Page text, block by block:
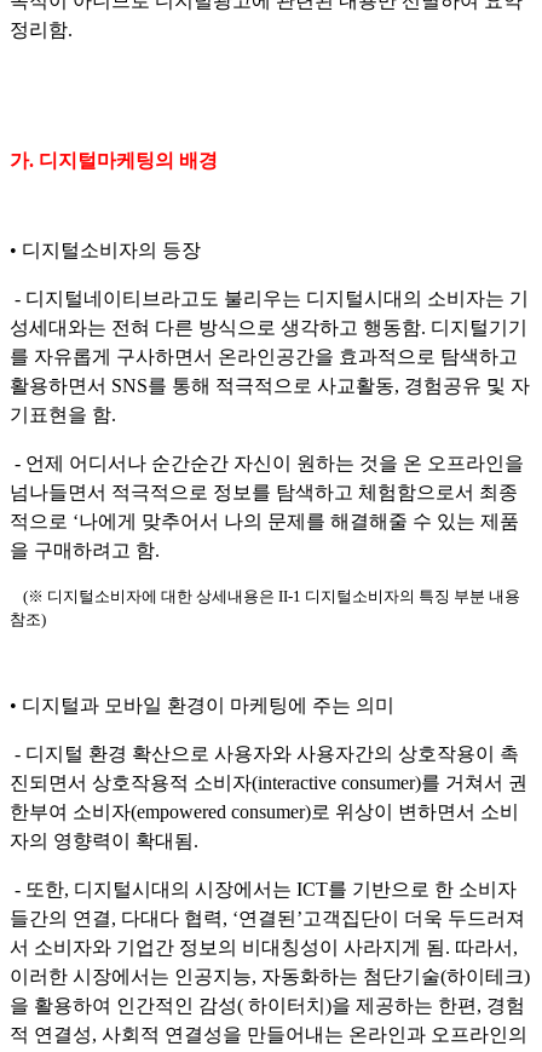
정리함.
가. 디지털마케팅의 배경
• 디지털소비자의 등장
- 디지털네이티브라고도 불리우는 디지털시대의 소비자는 기
성세대와는 전혀 다른 방식으로 생각하고 행동함. 디지털기기
를 자유롭게 구사하면서 온라인공간을 효과적으로 탐색하고
활용하면서 SNS를 통해 적극적으로 사교활동, 경험공유 및 자
기표현을 함.
- 언제 어디서나 순간순간 자신이 원하는 것을 온 오프라인을
넘나들면서 적극적으로 정보를 탐색하고 체험함으로서 최종
적으로 ‘나에게 맞추어서 나의 문제를 해결해줄 수 있는 제품
을 구매하려고 함.
(※ 디지털소비자에 대한 상세내용은 II-1 디지털소비자의 특징 부분 내용
참조)
• 디지털과 모바일 환경이 마케팅에 주는 의미
- 디지털 환경 확산으로 사용자와 사용자간의 상호작용이 촉
진되면서 상호작용적 소비자(interactive consumer)를 거쳐서 권
한부여 소비자(empowered consumer)로 위상이 변하면서 소비
자의 영향력이 확대됨.
- 또한, 디지털시대의 시장에서는 ICT를 기반으로 한 소비자
들간의 연결, 다대다 협력, ‘연결된’고객집단이 더욱 두드러져
서 소비자와 기업간 정보의 비대칭성이 사라지게 됨. 따라서,
이러한 시장에서는 인공지능, 자동화하는 첨단기술(하이테크)
을 활용하여 인간적인 감성( 하이터치)을 제공하는 한편, 경험
적 연결성, 사회적 연결성을 만들어내는 온라인과 오프라인의